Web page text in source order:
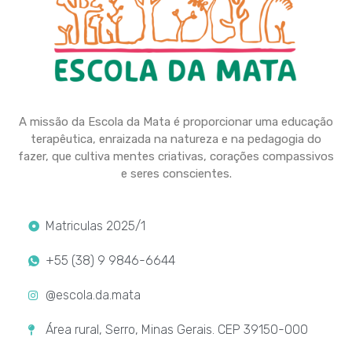
A missão da Escola da Mata é proporcionar uma educação
terapêutica, enraizada na natureza e na pedagogia do
fazer, que cultiva mentes criativas, corações compassivos
e seres conscientes.
Matriculas 2025/1
+55 (38) 9 9846-6644
@escola.da.mata
Área rural, Serro, Minas Gerais. CEP 39150-000